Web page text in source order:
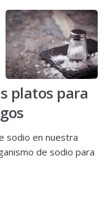
platos para
sodio en nuestra
de sodio para